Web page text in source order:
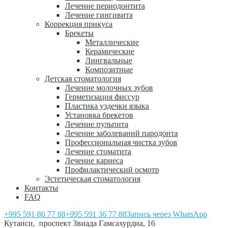
Лечение периодонтита
Лечение гингивита
Коррекция прикуса
Брекеты
Металлические
Керамические
Лингвальные
Композитные
Детская стоматология
Лечение молочных зубов
Герметизация фиссур
Пластика уздечки языка
Установка брекетов
Лечение пульпита
Лечение заболеваний пародонта
Профессиональная чистка зубов
Лечение стоматита
Лечение кариеса
Профилактический осмотр
Эстетическая стоматология
Контакты
FAQ
+995 591 86 77 88+995 591 36 77 88Запись через WhatsApp
Кутаиси, проспект Звиада Гамсахурдиа, 16